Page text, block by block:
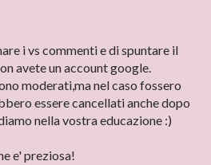
i vs commenti e di spuntare il
avete un account google.
moderati,ma nel caso fossero
essere cancellati anche dopo
nella vostra educazione :)
e' preziosa!